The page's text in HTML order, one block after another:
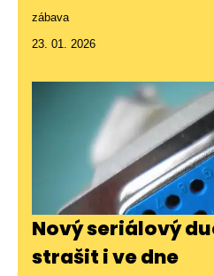
zábava
23. 01. 2026
Nový seriálový
strašit i ve dne